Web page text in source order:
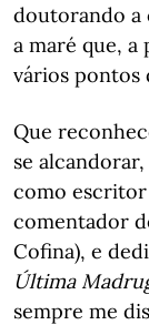
doutorando a
a maré que,
vários pontos
Que
se
como escritor
comentador
Cofina), e
Última
sempre me